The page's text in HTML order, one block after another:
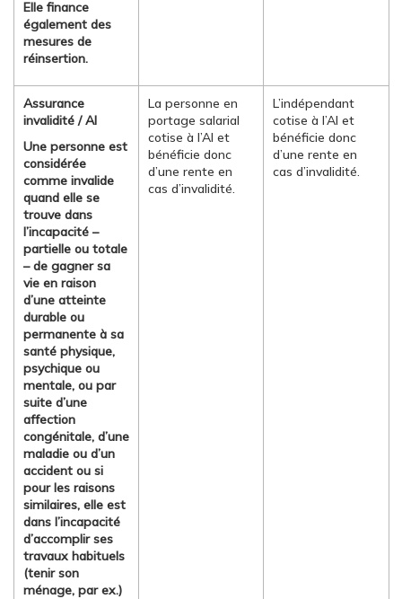
Elle finance
également des
mesures de
réinsertion.
Assurance
invalidité / AI
Une personne est
considérée
comme invalide
quand elle se
trouve dans
l’incapacité –
partielle ou totale
– de gagner sa
vie en raison
d’une atteinte
durable ou
permanente à sa
santé physique,
psychique ou
mentale, ou par
suite d’une
affection
congénitale, d’une
maladie ou d’un
accident ou si
pour les raisons
similaires, elle est
dans l’incapacité
d’accomplir ses
travaux habituels
(tenir son
ménage, par ex.)
La personne en
portage salarial
cotise à l’AI et
bénéficie donc
d’une rente en
cas d’invalidité.
L’indépendant
cotise à l’AI et
bénéficie donc
d’une rente en
cas d’invalidité.